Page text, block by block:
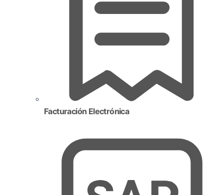
Facturación Electrónica